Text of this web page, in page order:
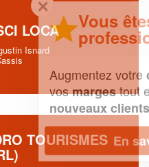
LOCA
Isnard
TOURISMES
un
?
chiffre d'affaireset
en gagnant de
savoir plus